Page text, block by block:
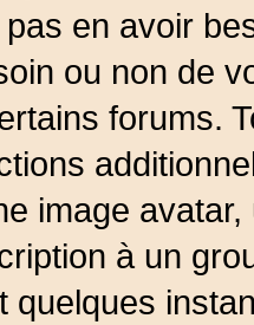
en avoir
ou non de
forums.
image
à un
quelques